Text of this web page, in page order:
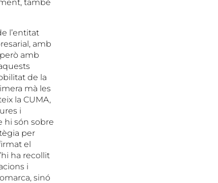
també
l’entitat
amb
amb
de la
mà les
la CUMA,
i
hi són sobre
per
el
ha recollit
i
sinó